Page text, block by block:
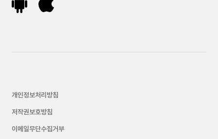
개인정보처리방침
저작권보호방침
이메일무단수집거부